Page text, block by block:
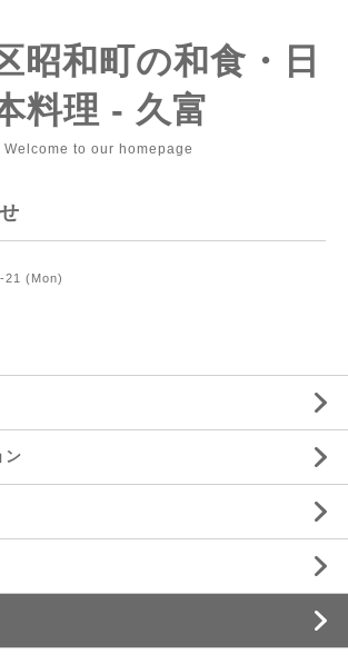
昭和町の和食・日
料理 - 久富
Welcome to our homepage
21 (Mon)
ン